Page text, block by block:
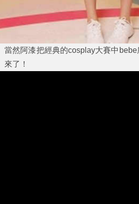
當然阿漆把經典的cosplay大賽中
來了！